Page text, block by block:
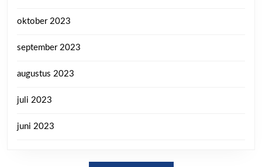
oktober 2023
september 2023
augustus 2023
juli 2023
juni 2023